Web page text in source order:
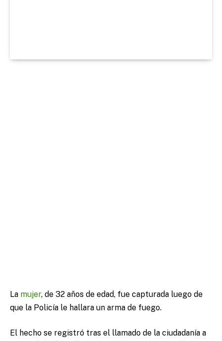
La mujer, de 32 años de edad, fue capturada luego de
que la Policía le hallara un arma de fuego.
El hecho se registró tras el llamado de la ciudadanía a